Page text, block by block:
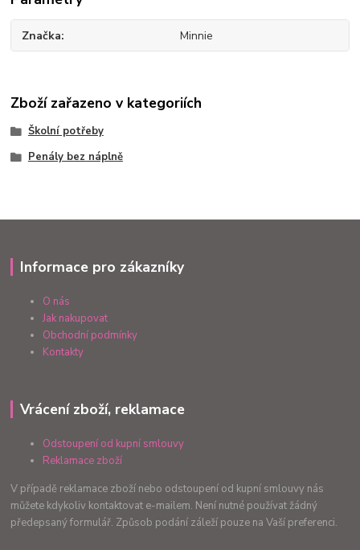
Značka Minnie
Zboží zařazeno v kategoriích
Školní potřeby
Penály bez náplně
Informace pro zákazníky
O nás
Jak nakupovat
Obchodní podmínky
Kontakty
Vrácení zboží, reklamace
Odstoupení od kupní smlouvy
Reklamace zboží
V případě reklamace zboží nebo odstoupení od kupní smlouvy nás
můžete kdykoliv kontaktovat e-mailem. Není nutné používat žádný
předepsaný formulář. Způsob podání záleží pouze na Vaší preferenci.